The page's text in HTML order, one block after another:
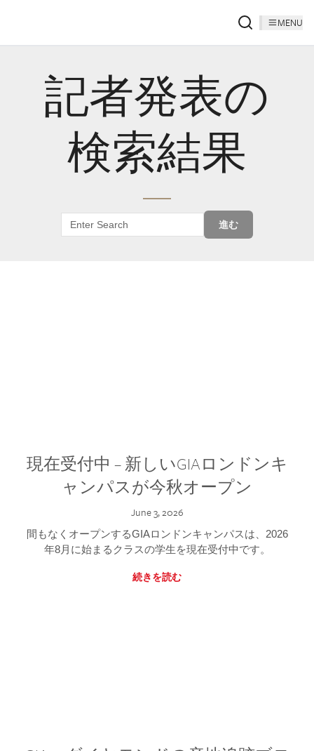
MENU
記者発表の
検索結果
進む
現在受付中 – 新しいGIAロンドンキ
ャンパスが今秋オープン
June 3, 2026
間もなくオープンするGIAロンドンキャンパスは、2026
年8月に始まるクラスの学生を現在受付中です。
続きを読む